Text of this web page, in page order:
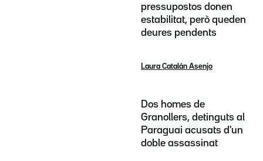
pressupostos donen
estabilitat, però queden
deures pendents
Laura Catalán Asenjo
Dos homes de
Granollers, detinguts al
Paraguai acusats d'un
doble assassinat